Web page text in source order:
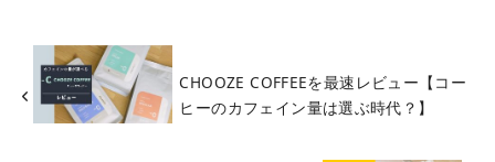
CHOOZE COFFEEを最速レビュー【コー
ヒーのカフェイン量は選ぶ時代？】